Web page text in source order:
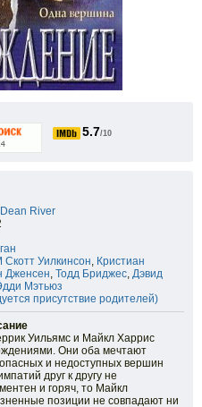
5.7/10
Dean River
Скотт Уилкинсон, Кристиан
Дженсен, Тодд Бриджес, Дэвид
Мэтьюз
присутствие родителей)
Уильямс и Майкл Харрис
Они оба мечтают
и недоступных вершин
друг к другу не
и горяч, то Майкл
позиции не совпадают ни